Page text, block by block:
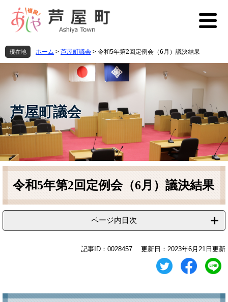
先
頭
す
を
飛
し
へ
現在地 ホーム > 芦屋町議会 > 令和5年第2回定例会（6月）議決結果
芦屋町議会
本
令和5年第2回定例会（6月）議決結果
ページ内目次
記事ID：0028457 更新日：2023年6月21日更新